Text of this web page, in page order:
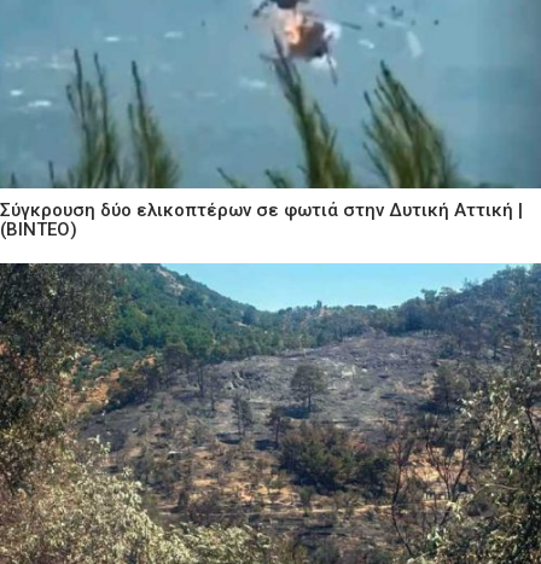
Σύγκρουση δύο ελικοπτέρων σε φωτιά στην Δυτική Αττική |
(ΒΙΝΤΕΟ)